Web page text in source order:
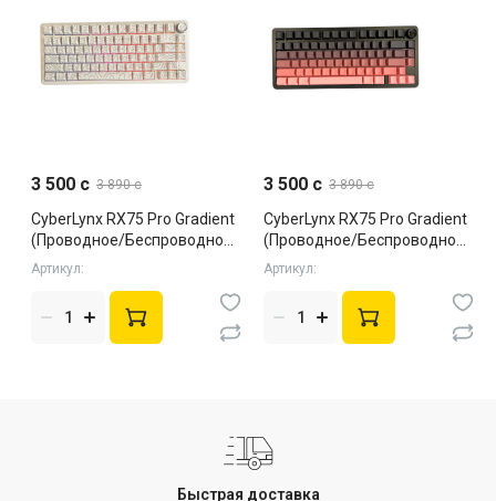
3 500 c 3 890 c
CyberLynx RX75 Pro Gradient
(Проводное/Беспроводное,
White, Silent)
Артикул:
3 500 c 3 890 c
CyberLynx RX75 Pro Gradient
(Проводное/Беспроводное,
Black, Silent)
Артикул:
Быстрая доставка